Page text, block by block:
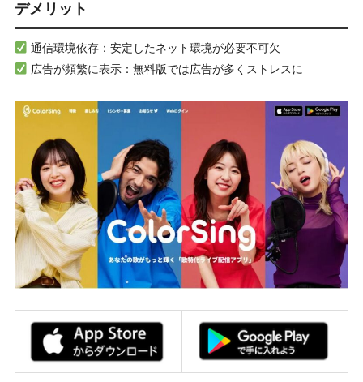
デメリット
通信環境依存：安定したネット環境が必要不可欠
広告が頻繁に表示：無料版では広告が多くストレスに